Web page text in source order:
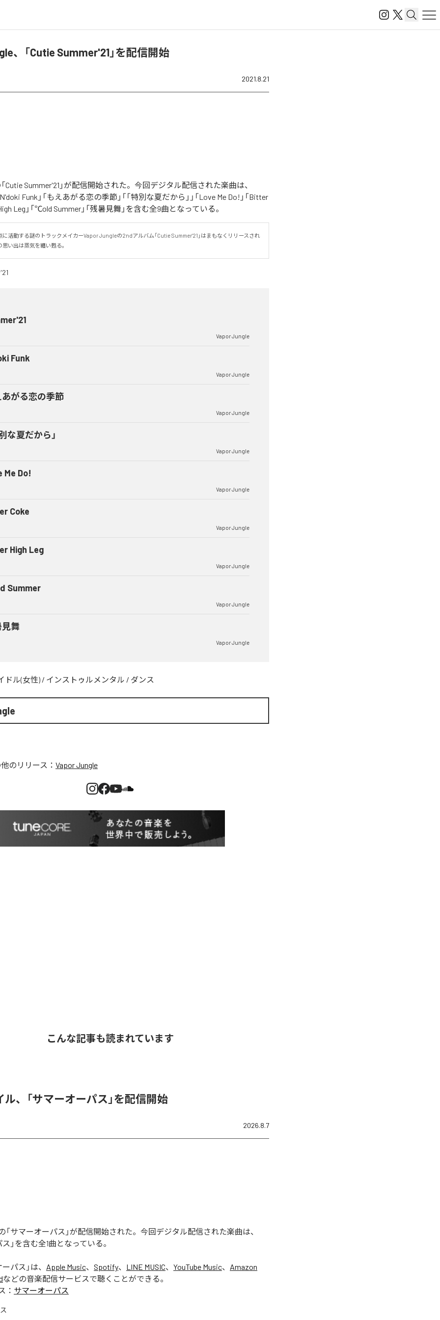
、「Cutie Summer'21」を配信開始
2021.8.21
Cutie Summer'21」が配信開始された。今回デジタル配信された楽曲は、
N'doki Funk」「もえあがる恋の季節」「「特別な夏だから」」「Love Me Do!」「Bitter
Leg」「℃old Summer」「残暑見舞」を含む全9曲となっている。
に活動する謎のトラックメイカーVapor Jungleの2ndアルバム「Cutie Summer'21」はまもなくリリースされ
い出は蒸気を纏い甦る。
Vapor Jungle
Funk
Vapor Jungle
がる恋の季節
Vapor Jungle
な夏だから」
Vapor Jungle
Me Do!
Vapor Jungle
Coke
Vapor Jungle
High Leg
Vapor Jungle
Summer
Vapor Jungle
舞
Vapor Jungle
ドル(女性) / インストゥルメンタル / ダンス
のリリース： Vapor Jungle
こんな記事も読まれています
、「サマーオーパス」を配信開始
2026.8.7
「サマーオーパス」が配信開始された。今回デジタル配信された楽曲は、
」を含む全1曲となっている。
パス 」は、 Apple Music、 Spotify、 LINE MUSIC、 YouTube Music、 Amazon
などの音楽配信サービスで聴くことができる。
： サマーオーパス